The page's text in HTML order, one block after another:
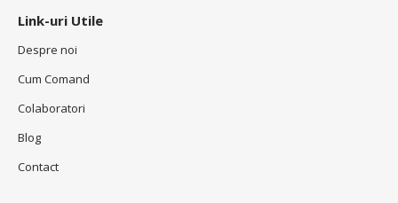
Link-uri Utile
Despre noi
Cum Comand
Colaboratori
Blog
Contact